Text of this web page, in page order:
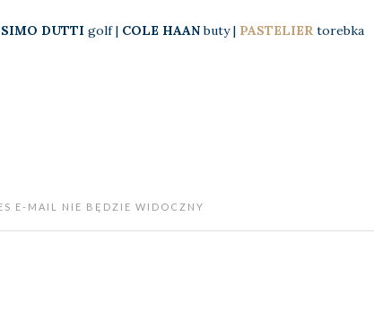
DUTTI golf | COLE HAANbuty | PASTELIER torebka
E-MAIL NIE BĘDZIE WIDOCZNY